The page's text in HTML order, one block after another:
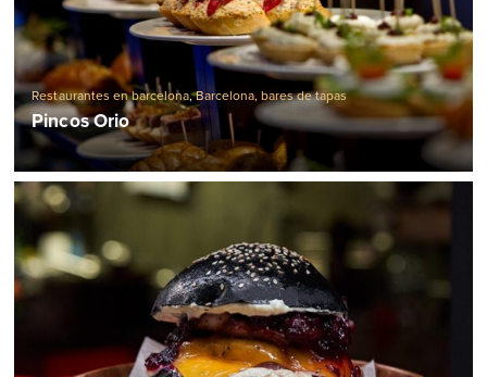
Restaurantes en barcelona,Barcelona, ​​bares de tapas
Pincos Orio